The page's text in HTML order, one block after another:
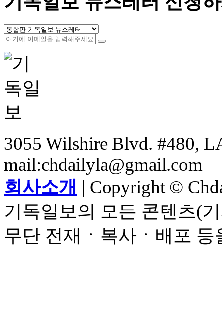
3055 Wilshire Blvd. #480,
mail:chdailyla@gmail.com
회사소개 | Copyright ©
기독일보의 모든 콘텐츠(
무단 전재ㆍ복사ㆍ배포 등